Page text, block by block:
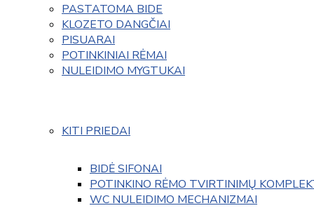
PASTATOMA BIDE
KLOZETO DANGČIAI
PISUARAI
POTINKINIAI RĖMAI
NULEIDIMO MYGTUKAI
KITI PRIEDAI
BIDĖ SIFONAI
POTINKINO RĖMO TVIRTINIMŲ
WC NULEIDIMO MECHANIZMAI